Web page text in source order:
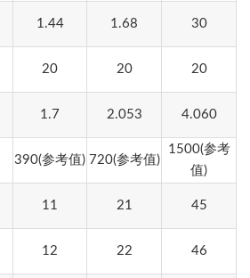
1.44 1.68 30
20 20 20
1.7 2.053 4.060
390(参考值) 720(参考值)
1500(参考
值)
11 21 45
12 22 46